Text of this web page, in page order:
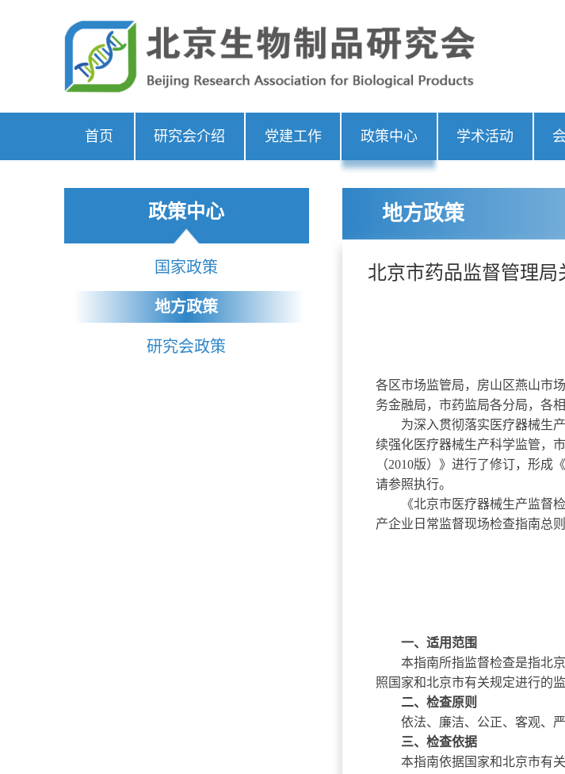
首页 研究会介绍 党建工作 政策中心 学术活动
政策中心
国家政策
地方政策
研究会政策
地方政策
北京市药品监督管理
各区市场监管局，房山区燕山市
务金融局，市药监局各分局，各相
为深入贯彻落实医疗器械生产
续强化医疗器械生产科学监管，
（2010版）》进行了修订，形成
请参照执行。
《北京市医疗器械生产监督检
产企业日常监督现场检查指南总
一、适用范围
本指南所指监督检查是指北京
照国家和北京市有关规定进行的监
二、检查原则
依法、廉洁、公正、客观、严
三、检查依据
本指南依据国家和北京市有关